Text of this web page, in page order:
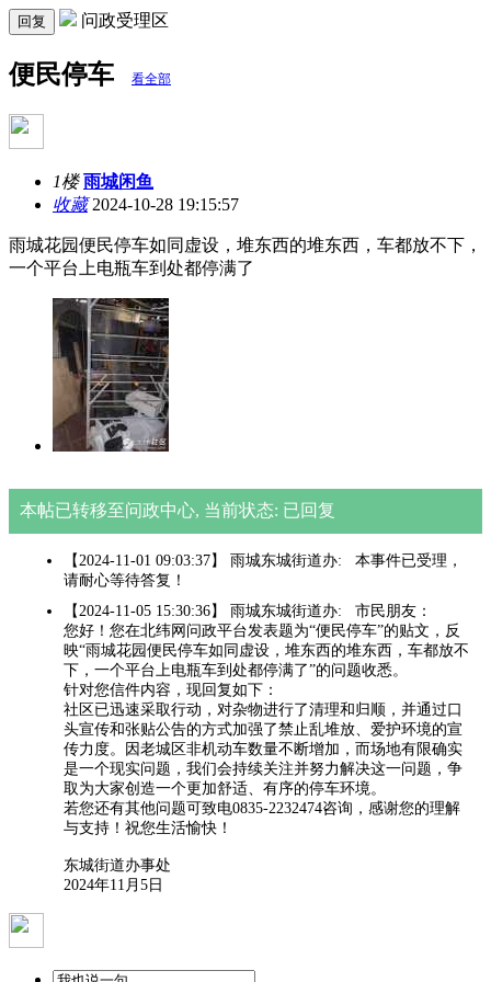
回复 问政受理区
便民停车 看全部
1楼 雨城闲鱼
收藏2024-10-28 19:15:57
雨城花园便民停车如同虚设，堆东西的堆东西，车都放不下，
一个平台上电瓶车到处都停满了
本帖已转移至问政中心, 当前状态: 已回复
【2024-11-01 09:03:37】 雨城东城街道办: 本事件已受理，
请耐心等待答复！
【2024-11-05 15:30:36】 雨城东城街道办: 市民朋友：
您好！您在北纬网问政平台发表题为“便民停车”的贴文，反
映“雨城花园便民停车如同虚设，堆东西的堆东西，车都放不
下，一个平台上电瓶车到处都停满了”的问题收悉。
针对您信件内容，现回复如下：
社区已迅速采取行动，对杂物进行了清理和归顺，并通过口
头宣传和张贴公告的方式加强了禁止乱堆放、爱护环境的宣
传力度。因老城区非机动车数量不断增加，而场地有限确实
是一个现实问题，我们会持续关注并努力解决这一问题，争
取为大家创造一个更加舒适、有序的停车环境。
若您还有其他问题可致电0835-2232474咨询，感谢您的理解
与支持！祝您生活愉快！
东城街道办事处
2024年11月5日